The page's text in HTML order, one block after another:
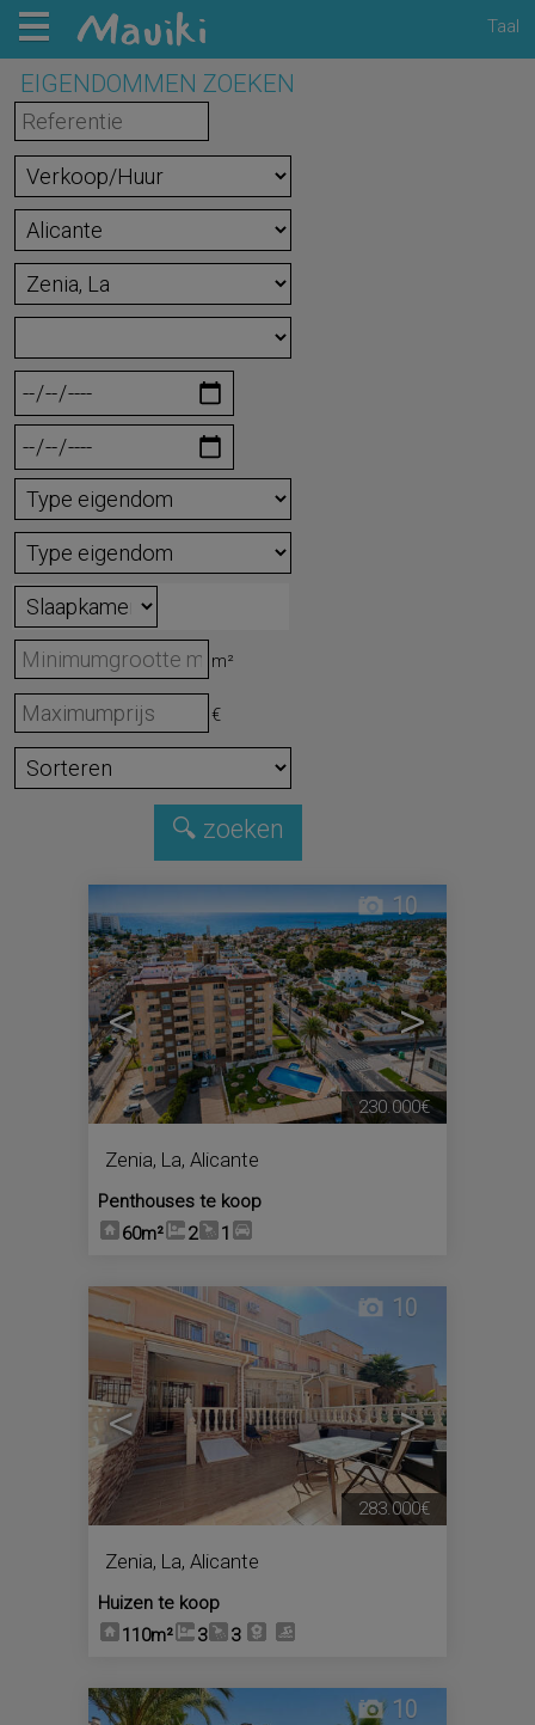
Taal
EIGENDOMMEN ZOEKEN
m²
€
< >
10
Zenia, La, Alicante
Penthouses te koop
60m²
2 1
230.000€
< >
10
Zenia, La, Alicante
Huizen te koop
110m²
3 3
283.000€
10